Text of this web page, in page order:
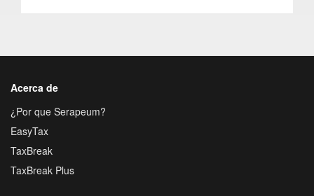
Acerca de
¿Por que Serapeum?
EasyTax
TaxBreak
TaxBreak Plus